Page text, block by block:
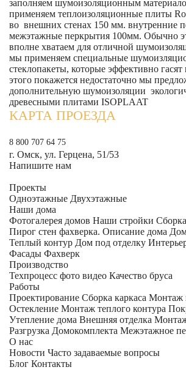
заполняем шумоизоляционным
применяем теплоизоляционные плиты
во внешних стенах 150 мм. внутренние
межэтажные перкрытия 100мм. Обычно
вполне хватаем для отличной
мы применяем специальные
стеклопакеты, которые эффективно
этого покажется недостаточно мы
дополнительную шумоизоляции
древесными плитами ISOPLAAT
КАРТА ПРОЕЗДА
8 800 707 64 75
г. Омск, ул. Герцена, 51/53
Напишите нам
Проекты
Одноэтажные Двухэтажные
Наши дома
Фотогалерея домов Наши стройки
Пирог стен фахверка. Описание дома
Теплый контур Дом под отделку
Фасады Фахверк
Производство
Техпроцесс фото видео Качество бруса
Работы
Проектирование Сборка каркаса Монтаж
Остекление Монтаж теплого контура
Утепление дома Внешняя отделка
Разгрузка Домокомплекта Межэтажное
О нас
Новости Часто задаваемые вопросы
Блог Контакты